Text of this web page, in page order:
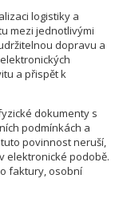
logistiky a
mezi jednotlivými
dopravu a
a přispět k
dokumenty s
podmínkách a
povinnost neruší,
elektronické podobě.
faktury, osobní